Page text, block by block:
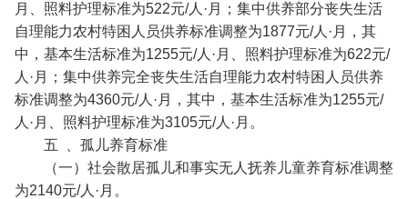
月、照料护理标准为522元/人·月；集中供养部分丧失生活
自理能力农村特困人员供养标准调整为1877元/人·月，其
中，基本生活标准为1255元/人·月、照料护理标准为622元/
人·月；集中供养完全丧失生活自理能力农村特困人员供养
标准调整为4360元/人·月，其中，基本生活标准为1255元/
人·月、照料护理标准为3105元/人·月。
五 、孤儿养育标准
（一）社会散居孤儿和事实无人抚养儿童养育标准调整
为2140元/人·月。